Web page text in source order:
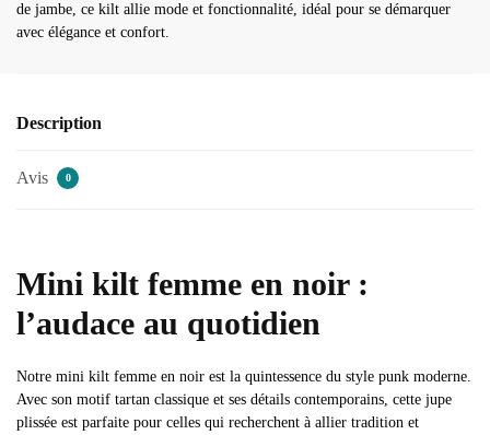
de jambe, ce kilt allie mode et fonctionnalité, idéal pour se démarquer
avec élégance et confort.
Description
Avis 0
Mini kilt femme en noir :
l’audace au quotidien
Notre mini kilt femme en noir est la quintessence du style punk moderne.
Avec son motif tartan classique et ses détails contemporains, cette jupe
plissée est parfaite pour celles qui recherchent à allier tradition et